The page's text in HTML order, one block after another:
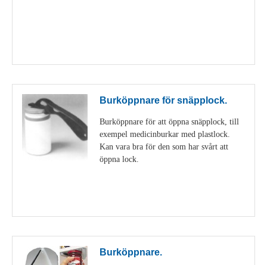
Burköppnare för snäpplock.
Burköppnare för att öppna snäpplock, till
exempel medicinburkar med plastlock.
Kan vara bra för den som har svårt att
öppna lock.
Burköppnare.